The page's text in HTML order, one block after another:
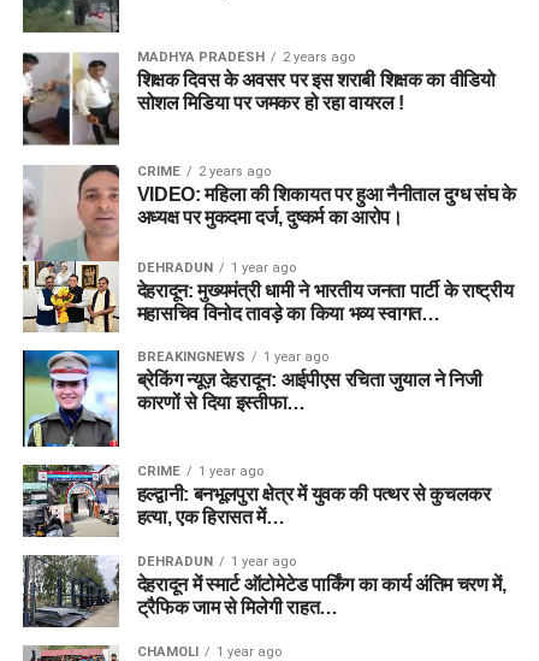
MADHYA PRADESH 2 years ago
शिक्षक दिवस के अवसर पर इस शराबी शिक्षक का वीडियो
सोशल मिडिया पर जमकर हो रहा वायरल !
CRIME 2 years ago
VIDEO: महिला की शिकायत पर हुआ नैनीताल दुग्ध संघ के
अध्यक्ष पर मुकदमा दर्ज, दुष्कर्म का आरोप।
DEHRADUN 1 year ago
देहरादून: मुख्यमंत्री धामी ने भारतीय जनता पार्टी के राष्ट्रीय
महासचिव विनोद तावड़े का किया भव्य स्वागत…
BREAKINGNEWS 1 year ago
ब्रेकिंग न्यूज़ देहरादून: आईपीएस रचिता जुयाल ने निजी
कारणों से दिया इस्तीफा…
CRIME 1 year ago
हल्द्वानी: बनभूलपुरा क्षेत्र में युवक की पत्थर से कुचलकर
हत्या, एक हिरासत में…
DEHRADUN 1 year ago
देहरादून में स्मार्ट ऑटोमेटेड पार्किंग का कार्य अंतिम चरण में,
ट्रैफिक जाम से मिलेगी राहत…
CHAMOLI 1 year ago